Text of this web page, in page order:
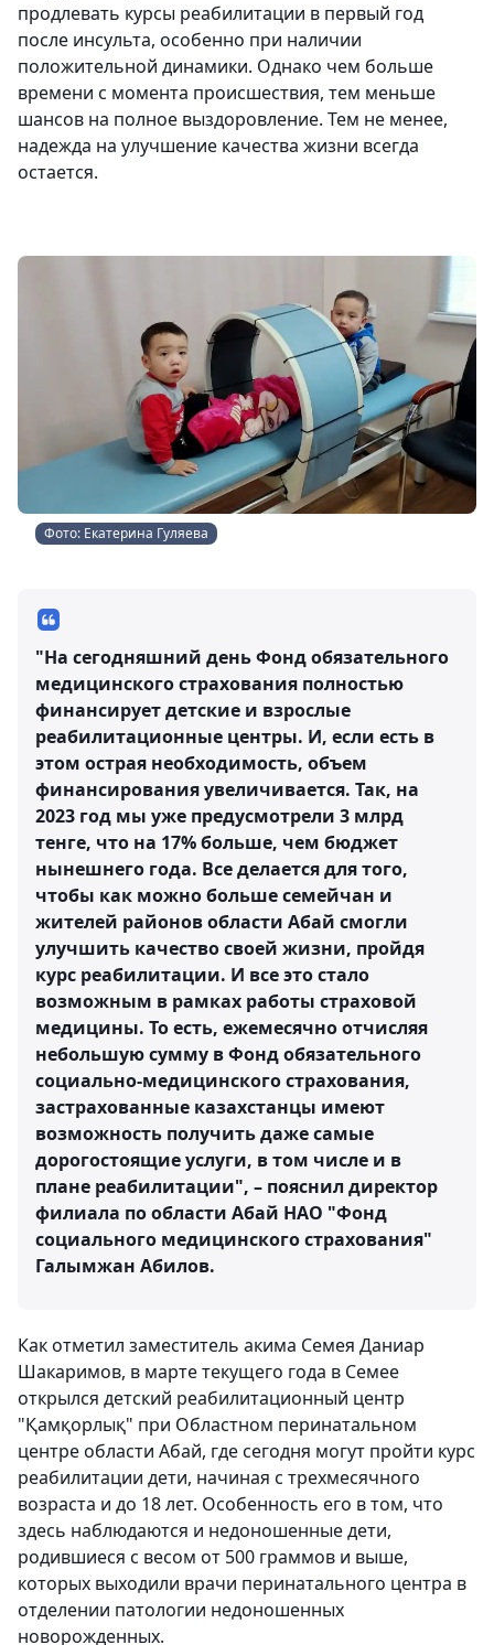
продлевать курсы реабилитации в первый год
после инсульта, особенно при наличии
положительной динамики. Однако чем больше
времени с момента происшествия, тем меньше
шансов на полное выздоровление. Тем не менее,
надежда на улучшение качества жизни всегда
остается.
Фото: Екатерина Гуляева
"На сегодняшний день Фонд обязательного
медицинского страхования полностью
финансирует детские и взрослые
реабилитационные центры. И, если есть в
этом острая необходимость, объем
финансирования увеличивается. Так, на
2023 год мы уже предусмотрели 3 млрд
тенге, что на 17% больше, чем бюджет
нынешнего года. Все делается для того,
чтобы как можно больше семейчан и
жителей районов области Абай смогли
улучшить качество своей жизни, пройдя
курс реабилитации. И все это стало
возможным в рамках работы страховой
медицины. То есть, ежемесячно отчисляя
небольшую сумму в Фонд обязательного
социально-медицинского страхования,
застрахованные казахстанцы имеют
возможность получить даже самые
дорогостоящие услуги, в том числе и в
плане реабилитации", – пояснил директор
филиала по области Абай НАО "Фонд
социального медицинского страхования"
Галымжан Абилов.
Как отметил заместитель акима Семея Даниар
Шакаримов, в марте текущего года в Семее
открылся детский реабилитационный центр
"Қамқорлық" при Областном перинатальном
центре области Абай, где сегодня могут пройти курс
реабилитации дети, начиная с трехмесячного
возраста и до 18 лет. Особенность его в том, что
здесь наблюдаются и недоношенные дети,
родившиеся с весом от 500 граммов и выше,
которых выходили врачи перинатального центра в
отделении патологии недоношенных
новорожденных.